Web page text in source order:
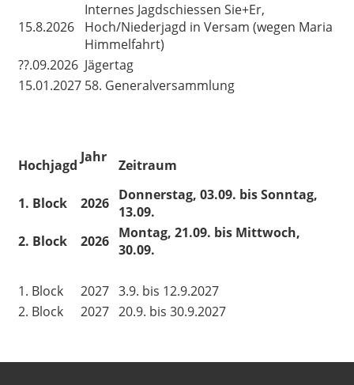
15.8.2026
Internes Jagdschiessen Sie+Er,
Hoch/Niederjagd in Versam (wegen Maria
Himmelfahrt)
??.09.2026 Jägertag
15.01.2027 58. Generalversammlung
Hochjagd Jahr Zeitraum
1. Block 2026 Donnerstag, 03.09. bis Sonntag,
13.09.
2. Block
2026 Montag, 21.09. bis Mittwoch,
30.09.
1. Block 2027 3.9. bis 12.9.2027
2. Block
2027 20.9. bis 30.9.2027